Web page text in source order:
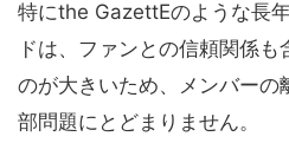
特にthe GazettEのような長
ドは、ファンとの信頼関係
のが大きいため、メンバーの
部問題にとどまりません。